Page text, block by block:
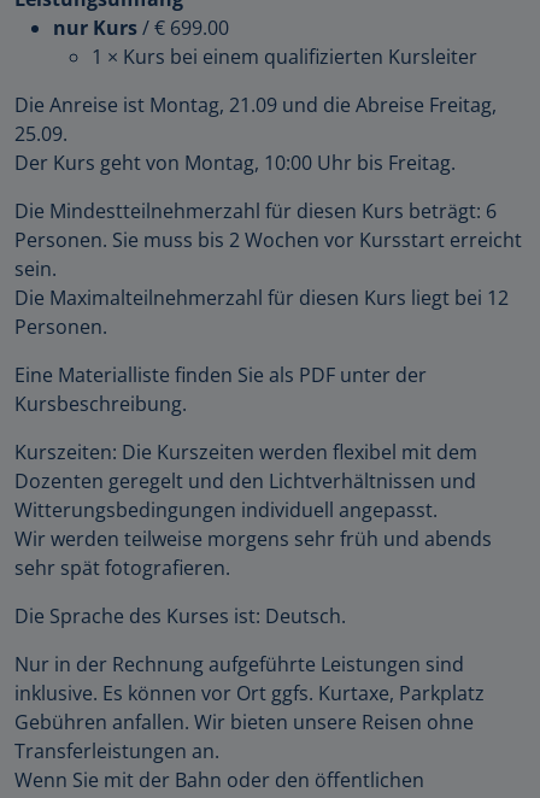
nur Kurs/€ 699.00
1 × Kurs bei einem qualifizierten Kursleiter
Die Anreise ist Montag, 21.09 und die Abreise Freitag,
25.09.
Der Kurs geht von Montag, 10:00 Uhr bis Freitag.
Die Mindestteilnehmerzahl für diesen Kurs beträgt: 6
Personen. Sie muss bis 2 Wochen vor Kursstart erreicht
sein.
Die Maximalteilnehmerzahl für diesen Kurs liegt bei 12
Personen.
Eine Materialliste finden Sie als PDF unter der
Kursbeschreibung.
Kurszeiten: Die Kurszeiten werden flexibel mit dem
Dozenten geregelt und den Lichtverhältnissen und
Witterungsbedingungen individuell angepasst.
Wir werden teilweise morgens sehr früh und abends
sehr spät fotografieren.
Die Sprache des Kurses ist: Deutsch.
Nur in der Rechnung aufgeführte Leistungen sind
inklusive. Es können vor Ort ggfs. Kurtaxe, Parkplatz
Gebühren anfallen. Wir bieten unsere Reisen ohne
Transferleistungen an.
Wenn Sie mit der Bahn oder den öffentlichen